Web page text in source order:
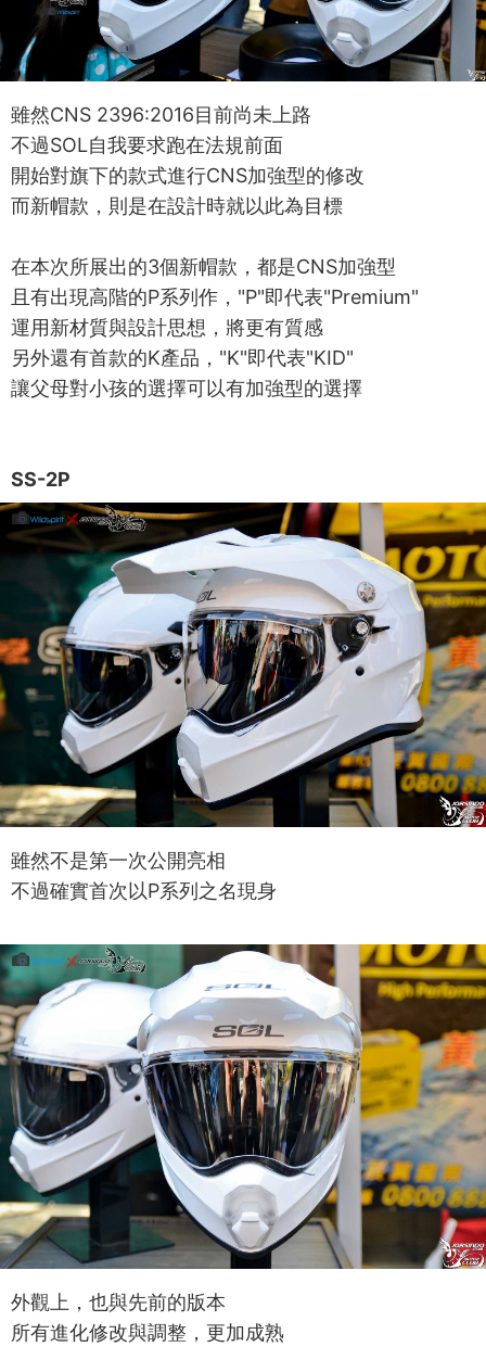
雖然CNS 2396:2016目前尚未上路
不過SOL自我要求跑在法規前面
開始對旗下的款式進行CNS加強型的修改
而新帽款，則是在設計時就以此為目標
在本次所展出的3個新帽款，都是CNS加強型
且有出現高階的P系列作，"P"即代表"Premium"
運用新材質與設計思想，將更有質感
另外還有首款的K產品，"K"即代表"KID"
讓父母對小孩的選擇可以有加強型的選擇
SS-2P
雖然不是第一次公開亮相
不過確實首次以P系列之名現身
外觀上，也與先前的版本
所有進化修改與調整，更加成熟